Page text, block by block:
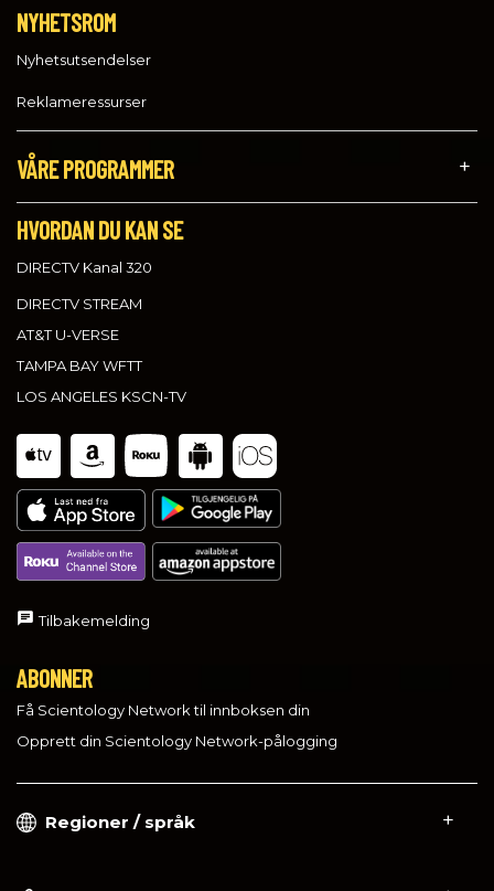
NYHETSROM
Nyhetsutsendelser
Reklameressurser
VÅRE PROGRAMMER
HVORDAN DU KAN SE
DIRECTV Kanal 320
DIRECTV STREAM
AT&T U-VERSE
TAMPA BAY WFTT
LOS ANGELES KSCN-TV
Tilbakemelding
ABONNER
Få Scientology Network til innboksen din
Opprett din Scientology Network-pålogging
Regioner / språk